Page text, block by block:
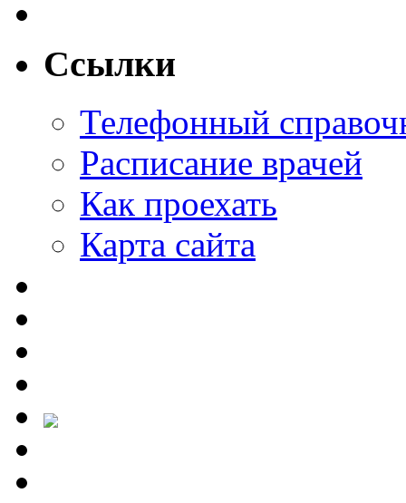
Ссылки
Телефонный
Расписание врачей
Как проехать
Карта сайта